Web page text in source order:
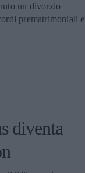
un divorzio
prematrimoniali e
diventa